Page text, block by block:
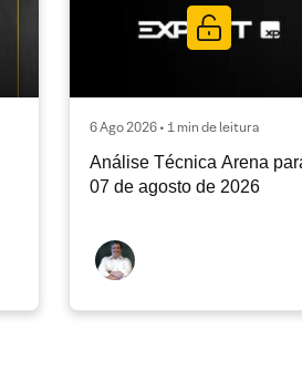
6 Ago 2026 • 1 min de leitura
Análise Técnica Arena
07 de agosto de 2026